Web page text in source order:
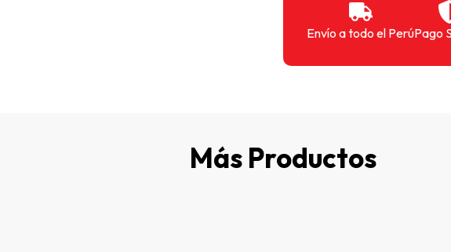
Envío a todo el PerúPago
Más Productos